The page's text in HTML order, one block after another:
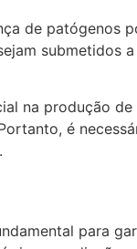
de patógenos
na produção
é
para